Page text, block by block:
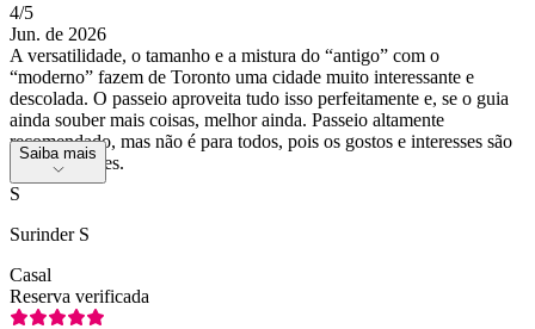
4/5
Jun. de 2026
A versatilidade, o tamanho e a mistura do “antigo” com o
“moderno” fazem de Toronto uma cidade muito interessante e
descolada. O passeio aproveita tudo isso perfeitamente e, se o guia
ainda souber mais coisas, melhor ainda. Passeio altamente
recomendado, mas não é para todos, pois os gostos e interesses são
bem diferentes.
Saiba mais
S
Surinder S
Casal
Reserva verificada